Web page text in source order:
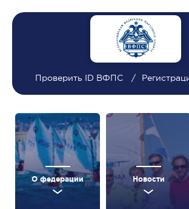
Проверить ID ВФПС
О федерации Новости